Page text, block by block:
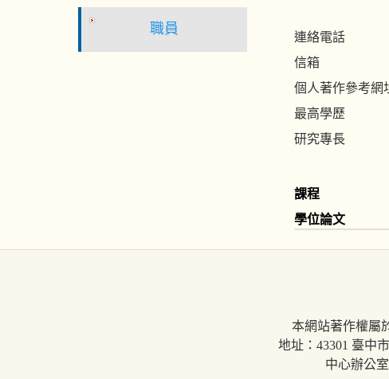
職員
連絡電話
信箱
個人著作參考網
最高學歷
研究專長
課程
學位論文
本網站著作權屬
地址：43301 臺中
中心辦公